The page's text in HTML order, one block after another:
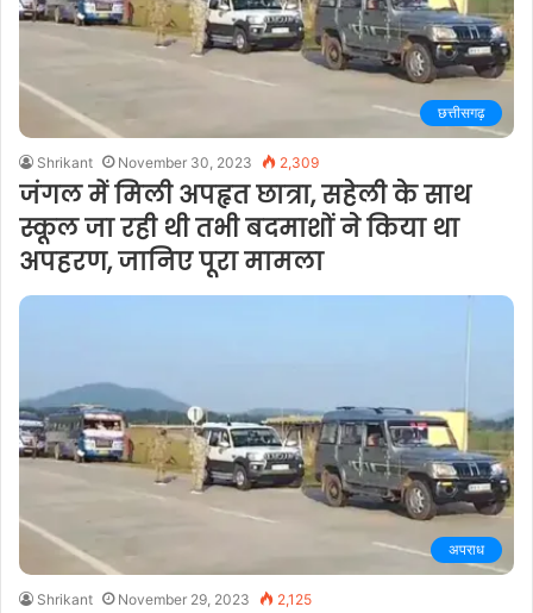
छत्तीसगढ़
Shrikant November 30, 2023 2,309
जंगल में मिली अपहृत छात्रा, सहेली के साथ
स्कूल जा रही थी तभी बदमाशों ने किया था
अपहरण, जानिए पूरा मामला
अपराध
Shrikant November 29, 2023 2,125